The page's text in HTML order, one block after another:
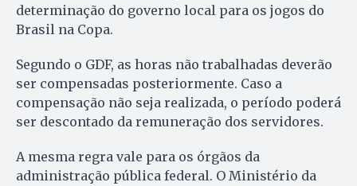
determinação do governo local para os jogos do
Brasil na Copa.
Segundo o GDF, as horas não trabalhadas deverão
ser compensadas posteriormente. Caso a
compensação não seja realizada, o período poderá
ser descontado da remuneração dos servidores.
A mesma regra vale para os órgãos da
administração pública federal. O Ministério da